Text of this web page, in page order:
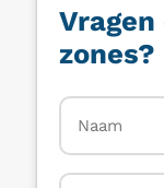
zones?
Naam